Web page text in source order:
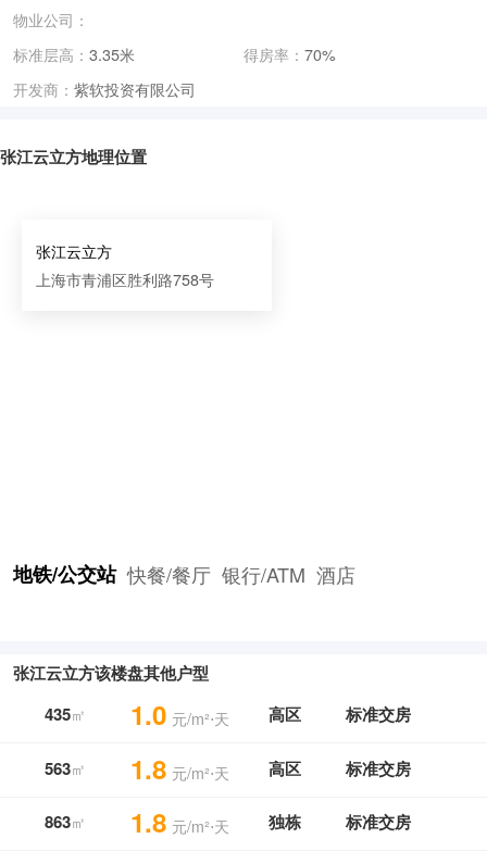
物业公司：
标准层高： 3.35米 得房率： 70%
开发商： 紫软投资有限公司
张江云立方地理位置
地铁/公交站 快餐/餐厅 银行/ATM 酒店
张江云立方
上海市青浦区胜利路758号
张江云立方该楼盘其他户型
435㎡ 1.0 元/m²⋅天 高区 标准交房
563㎡ 1.8 元/m²⋅天 高区 标准交房
863㎡ 1.8 元/m²⋅天 独栋 标准交房